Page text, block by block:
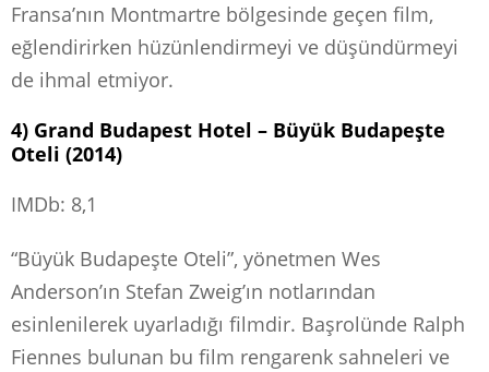
Fransa’nın Montmartre bölgesinde geçen film,
eğlendirirken hüzünlendirmeyi ve düşündürmeyi
de ihmal etmiyor.
4) Grand Budapest Hotel – Büyük Budapeşte
Oteli (2014)
IMDb: 8,1
“Büyük Budapeşte Oteli”, yönetmen Wes
Anderson’ın Stefan Zweig’ın notlarından
esinlenilerek uyarladığı filmdir. Başrolünde Ralph
Fiennes bulunan bu film rengarenk sahneleri ve